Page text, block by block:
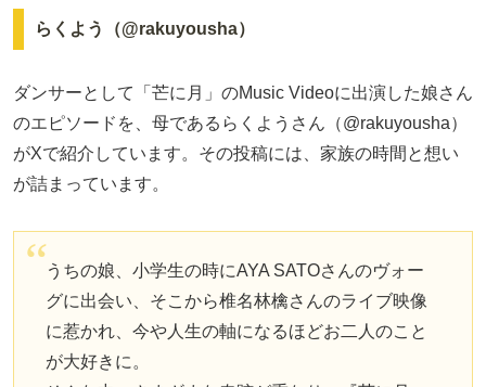
らくよう（@rakuyousha）
ダンサーとして「芒に月」のMusic Videoに出演した娘さん
のエピソードを、母であるらくようさん（@rakuyousha）
がXで紹介しています。その投稿には、家族の時間と想い
が詰まっています。
うちの娘、小学生の時にAYA SATOさんのヴォー
グに出会い、そこから椎名林檎さんのライブ映像
に惹かれ、今や人生の軸になるほどお二人のこと
が大好きに。